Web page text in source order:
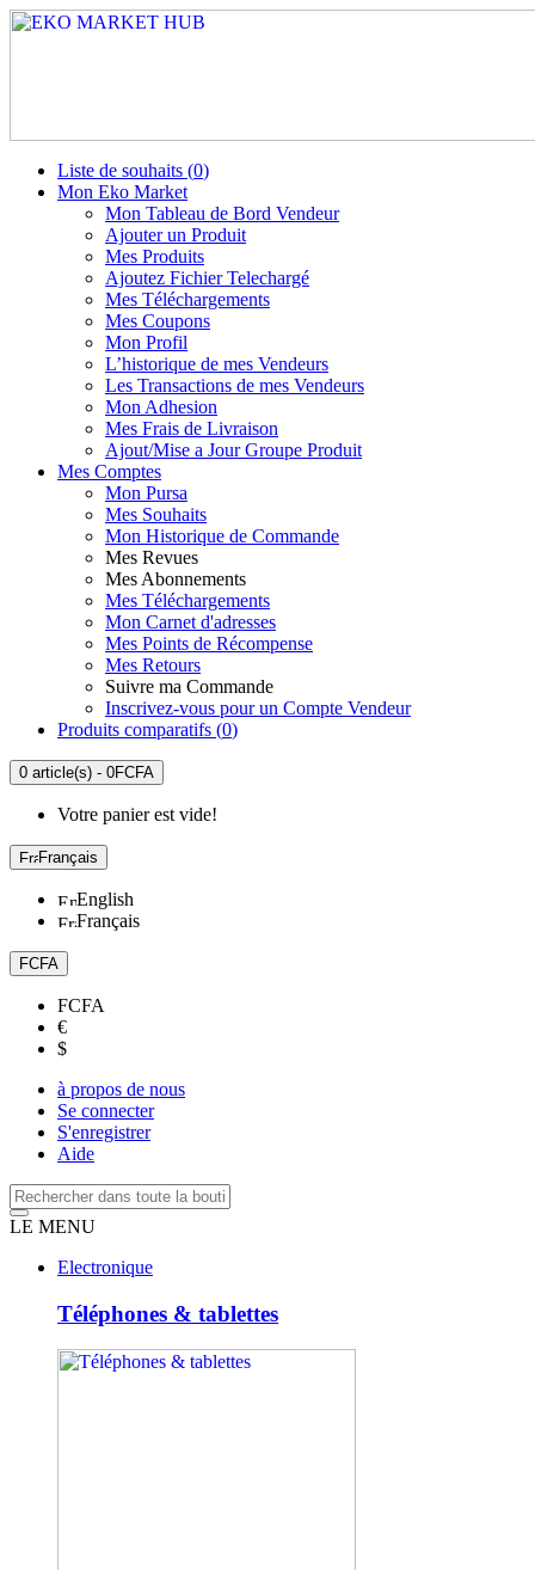
Liste de souhaits (0)
Mon Eko Market
Mon Tableau de Bord Vendeur
Ajouter un Produit
Mes Produits
Ajoutez Fichier Telechargé
Mes Téléchargements
Mes Coupons
Mon Profil
L’historique de mes Vendeurs
Les Transactions de mes Vendeurs
Mon Adhesion
Mes Frais de Livraison
Ajout/Mise a Jour Groupe Produit
Mes Comptes
Mon Pursa
Mes Souhaits
Mon Historique de Commande
Mes Revues
Mes Abonnements
Mes Téléchargements
Mon Carnet d'adresses
Mes Points de Récompense
Mes Retours
Suivre ma Commande
Inscrivez-vous pour un Compte Vendeur
Produits comparatifs (0)
0 article(s) - 0FCFA
Votre panier est vide!
Français
English
Français
FCFA
FCFA
€
$
à propos de nous
Se connecter
S'enregistrer
Aide
LE MENU
Electronique
Téléphones & tablettes